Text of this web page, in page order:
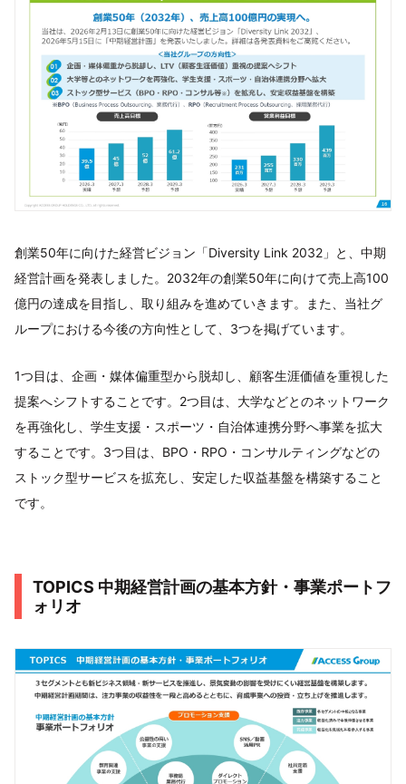
創業50年に向けた経営ビジョン「Diversity Link 2032」と、中期
経営計画を発表しました。2032年の創業50年に向けて売上高100
億円の達成を目指し、取り組みを進めていきます。また、当社グ
ループにおける今後の方向性として、3つを掲げています。
1つ目は、企画・媒体偏重型から脱却し、顧客生涯価値を重視した
提案へシフトすることです。2つ目は、大学などとのネットワーク
を再強化し、学生支援・スポーツ・自治体連携分野へ事業を拡大
することです。3つ目は、BPO・RPO・コンサルティングなどの
ストック型サービスを拡充し、安定した収益基盤を構築すること
です。
TOPICS 中期経営計画の基本方針・事業ポートフ
ォリオ